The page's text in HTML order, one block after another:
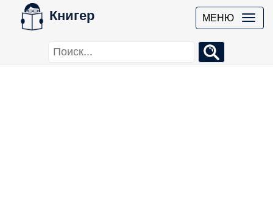
Книгер МЕНЮ